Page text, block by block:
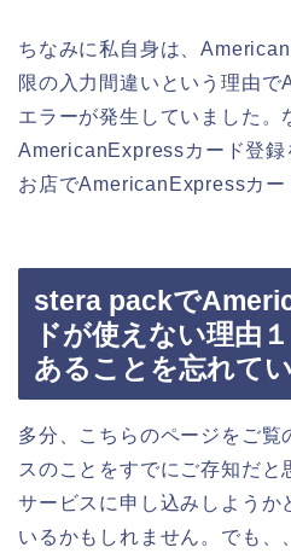
ちなみに私自身は、
限の入力間違いという理由
エラーが発生していました。
AmericanExpressカード登
お店でAmericanExpressカー
stera packで
ドが使えない理由
あることを忘れてい
多分、こちらのページをご
スのことをすでにご存知だ
サービスに申し込みしようか
いるかもしれません。でも、